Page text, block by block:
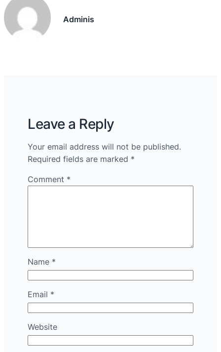
Adminis
Leave a Reply
Your email address will not be published.
Required fields are marked *
Comment *
Name *
Email *
Website